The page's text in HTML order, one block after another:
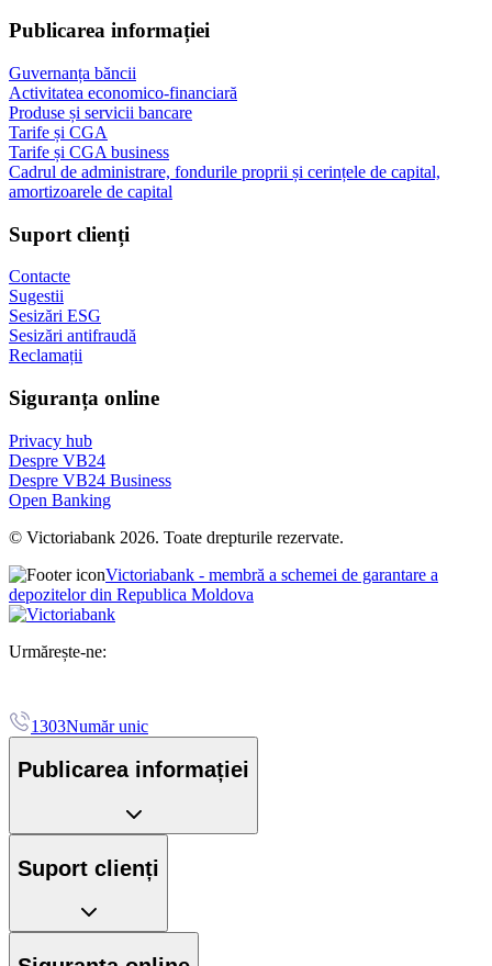
Publicarea informației
Guvernanța băncii
Activitatea economico-financiară
Produse și servicii bancare
Tarife și CGA
Tarife și CGA business
Cadrul de administrare, fondurile proprii și cerințele de capital,
amortizoarele de capital
Suport clienți
Contacte
Sugestii
Sesizări ESG
Sesizări antifraudă
Reclamații
Siguranța online
Privacy hub
Despre VB24
Despre VB24 Business
Open Banking
© Victoriabank 2026. Toate drepturile rezervate.
Victoriabank - membră a schemei de garantare a
depozitelor din Republica Moldova
Urmărește-ne:
1303Număr unic
Publicarea informației
Suport clienți